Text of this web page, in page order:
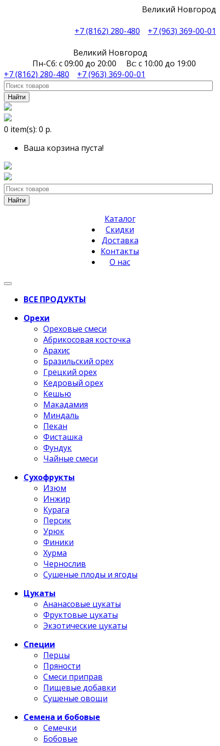
Великий Новгород
+7 (8162) 280-480
+7 (963) 369-00-01
Великий Новгород
Пн-Сб: с 09:00 до 20:00 Вс: с 10:00 до 19:00
+7 (8162) 280-480
+7 (963) 369-00-01
Найти
0 item(s): 0 р.
Ваша корзина пуста!
Найти
Каталог
Скидки
Доставка
Контакты
О нас
ВСЕ ПРОДУКТЫ
Орехи
Ореховые смеси
Абрикосовая косточка
Арахис
Бразильский орех
Грецкий орех
Кедровый орех
Кешью
Макадамия
Миндаль
Пекан
Фисташка
Фундук
Чайные смеси
Сухофрукты
Изюм
Инжир
Курага
Персик
Урюк
Финики
Хурма
Чернослив
Сушеные плоды и ягоды
Цукаты
Ананасовые цукаты
Фруктовые цукаты
Экзотические цукаты
Специи
Перцы
Пряности
Смеси приправ
Пищевые добавки
Сушеные овощи
Семена и бобовые
Семечки
Бобовые